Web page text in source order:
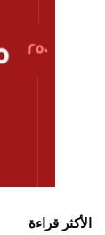
الأكثر قراءة